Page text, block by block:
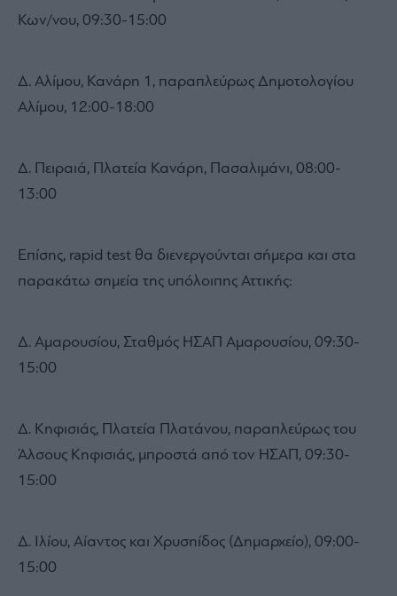
Κων/νου, 09:30-15:00
Δ. Αλίμου, Κανάρη 1, παραπλεύρως Δημοτολογίου
Αλίμου, 12:00-18:00
Δ. Πειραιά, Πλατεία Κανάρη, Πασαλιμάνι, 08:00-
13:00
Επίσης, rapid test θα διενεργούνται σήμερα και στα
παρακάτω σημεία της υπόλοιπης Αττικής:
Δ. Αμαρουσίου, Σταθμός ΗΣΑΠ Αμαρουσίου, 09:30-
15:00
Δ. Κηφισιάς, Πλατεία Πλατάνου, παραπλεύρως του
Άλσους Κηφισιάς, μπροστά από τον ΗΣΑΠ, 09:30-
15:00
Δ. Ιλίου, Αίαντος και Χρυσηίδος (Δημαρχείο), 09:00-
15:00